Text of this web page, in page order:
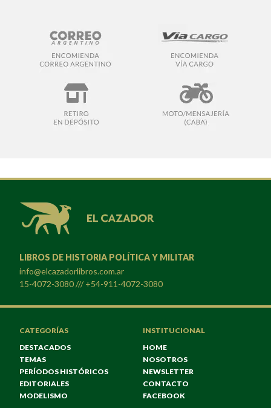
LIBROS DE HISTORIA POLÍTICA Y MILITAR
info@elcazadorlibros.com.ar
15-4072-3080 /// +54-911-4072-3080
CATEGORÍAS
DESTACADOS
TEMAS
PERÍODOS HISTÓRICOS
EDITORIALES
MODELISMO
INSTITUCIONAL
HOME
NOSOTROS
NEWSLETTER
CONTACTO
FACEBOOK